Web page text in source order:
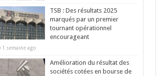
TSB : Des résultats 2025
marqués par un premier
tournant opérationnel
encourageant
1 semaine ago
Amélioration du résultat des
sociétés cotées en bourse de